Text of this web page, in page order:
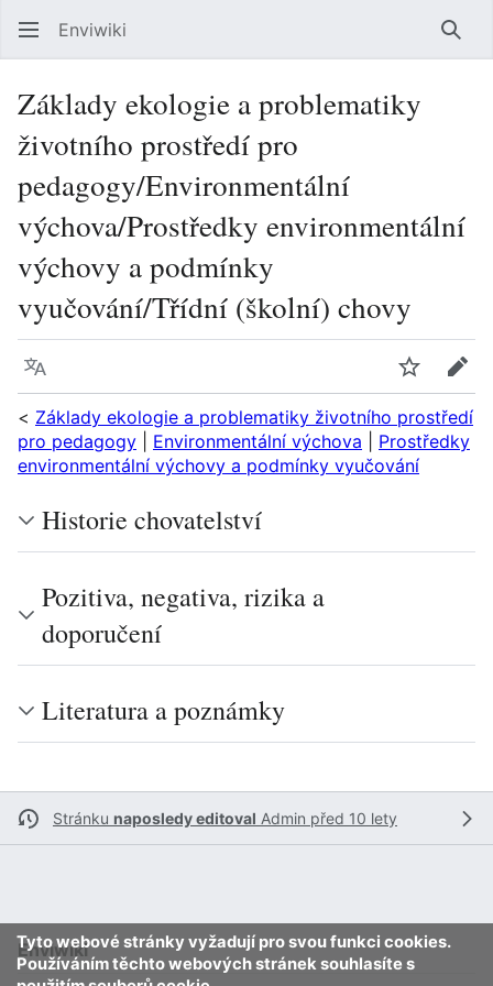
Enviwiki
Základy ekologie a problematiky
životního prostředí pro
pedagogy/Environmentální
výchova/Prostředky environmentální
výchovy a podmínky
vyučování/Třídní (školní) chovy
Jazyk Sledovat
< Základy ekologie a problematiky životního prostředí
pro pedagogy
Environmentální výchova
Prostředky
environmentální výchovy a podmínky vyučování
Historie chovatelství
Pozitiva, negativa, rizika a
doporučení
Literatura a poznámky
Stránku naposledy editoval Admin před 10 lety
Tyto webové stránky vyžadují pro svou funkci cookies.
Používáním těchto webových stránek souhlasíte s
Enviwiki